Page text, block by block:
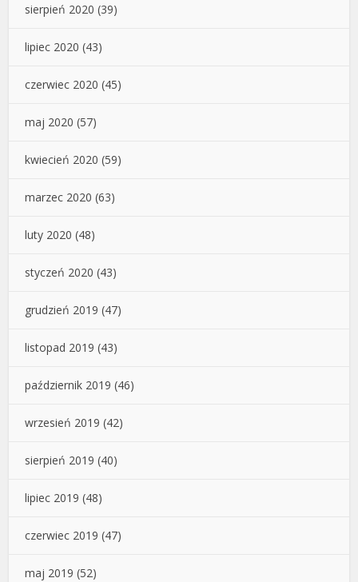
sierpień 2020 (39)
lipiec 2020 (43)
czerwiec 2020 (45)
maj 2020 (57)
kwiecień 2020 (59)
marzec 2020 (63)
luty 2020 (48)
styczeń 2020 (43)
grudzień 2019 (47)
listopad 2019 (43)
październik 2019 (46)
wrzesień 2019 (42)
sierpień 2019 (40)
lipiec 2019 (48)
czerwiec 2019 (47)
maj 2019 (52)